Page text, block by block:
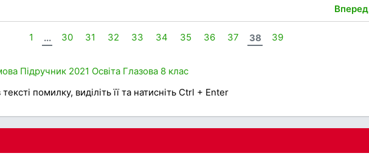
Вперед
1 ... 30 31 32 33 34 35 36 37 38 39
Підручник 2021 Освіта Глазова 8 клас
помилку, виділіть її та натисніть Ctrl + Enter